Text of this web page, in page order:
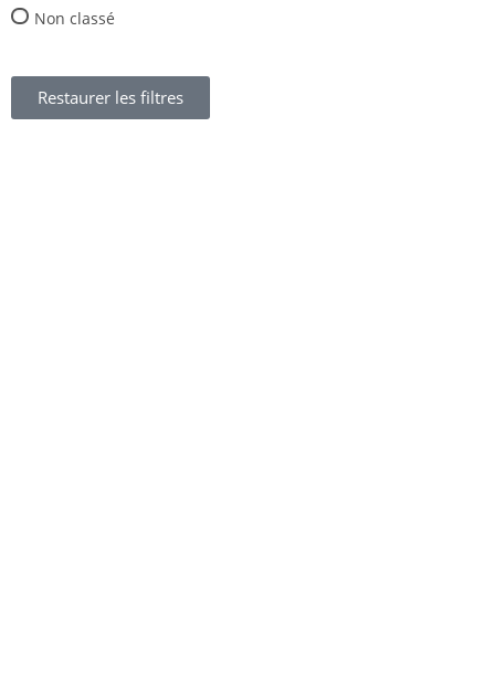
Non classé
Restaurer les filtres